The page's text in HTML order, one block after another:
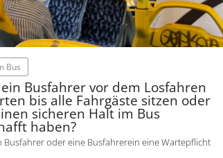
Bus
Busfahrer vor dem Losfahren
bis alle Fahrgäste sitzen oder
sicheren Halt im Bus
haben?
Busfahrer oder eine Busfahrerein eine Wartepflicht